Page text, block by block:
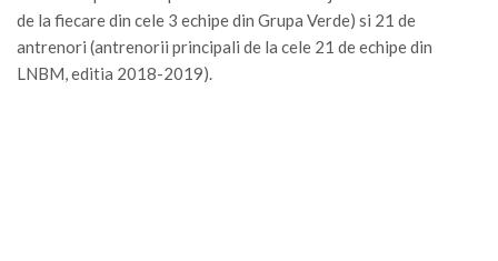
de la fiecare din cele 3 echipe din Grupa Verde) si 21 de
antrenori (antrenorii principali de la cele 21 de echipe din
LNBM, editia 2018-2019).